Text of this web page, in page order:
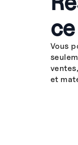
Vous
et